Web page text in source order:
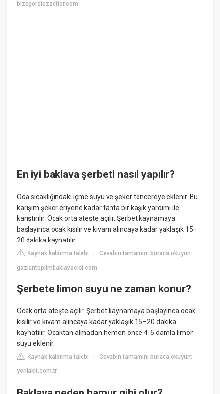
bizegorelezzetler.com
En iyi baklava şerbeti nasıl yapılır?
Oda sıcaklığındaki içme suyu ve şeker tencereye eklenir. Bu
karışım şeker eriyene kadar tahta bir kaşık yardımı ile
karıştırılır. Ocak orta ateşte açılır. Şerbet kaynamaya
başlayınca ocak kısılır ve kıvam alıncaya kadar yaklaşık 15–
20 dakika kaynatılır.
Kaynak kaldırma talebi |Cevabın tamamını burada okuyun:
gazianteplimbaklavacisi.com
Şerbete limon suyu ne zaman konur?
Ocak orta ateşte açılır. Şerbet kaynamaya başlayınca ocak
kısılır ve kıvam alıncaya kadar yaklaşık 15–20 dakika
kaynatılır. Ocaktan almadan hemen önce 4-5 damla limon
suyu eklenir.
Kaynak kaldırma talebi |Cevabın tamamını burada okuyun:
yeniakit.com.tr